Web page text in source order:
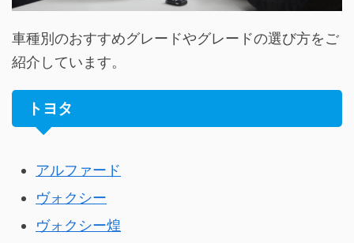
車種別のおすすめグレードやグレードの選び方をご
紹介しています。
トヨタ
アルファード
ヴォクシー
ヴォクシー煌